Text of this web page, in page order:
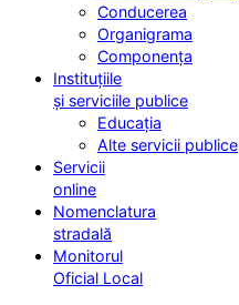
Conducerea
Organigrama
Componența
Instituțiile
și serviciile publice
Educația
Alte servicii publice
Servicii
online
Nomenclatura
stradală
Monitorul
Oficial Local